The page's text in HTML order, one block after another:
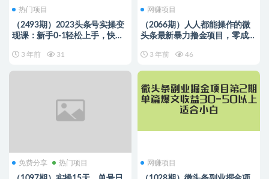
热门项目
（2493期）2023头条号实操变
现课：新手0-1轻松上手，快速
3 年前 31
网赚项目
（2066期）人人都能操作的微
头条最新暴力撸金项目，零成本
3 年前 46
免费分享 热门项目 网赚项目